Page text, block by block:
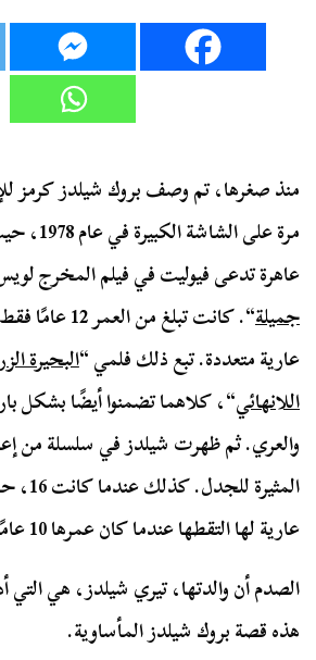
منذ صغرها، تم وصف بروك شيلدز كرمز
مرة على
عاهرة تدعى فيوليت في فيلم المخرج
جميلة
“. كانت تبلغ
عارية متعددة. تبع ذلك فلمي “البحيرة
اللانهائي“، كلاهما تضمنوا أيضًا بشكل
والعري. ثم ظهرت شيلدز في سلسلة من
عارية لها التقطها عندما كان عمرها 10 عامًا فقط.
الصدم أن والدتها، تيري شيلدز، هي التي
هذه قصة بروك شيلدز المأساوية.